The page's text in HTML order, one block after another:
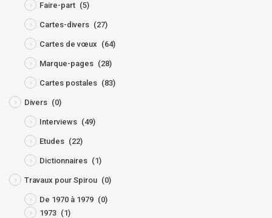
Faire-part (5)
Cartes-divers (27)
Cartes de vœux (64)
Marque-pages (28)
Cartes postales (83)
Divers (0)
Interviews (49)
Etudes (22)
Dictionnaires (1)
Travaux pour Spirou (0)
De 1970 à 1979 (0)
1973 (1)